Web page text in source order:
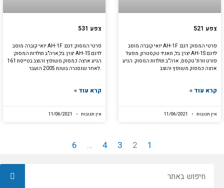
צפע 521
פרטי המסוק: דגם: AH-1F יואי קוברה מוסב
לדגם AH-1S יצרן: בל, תאגיד טקסטרון, מפעל
פורט וורת' טקסס, ארה"ב תולדות המסוק: הגיע
ארצה כמסוק משופץ והוצב
קרא עוד »
אין תגובות
צפע 531
פרטי המסוק: דגם: AH-1F יואי קוברה מוסב
לדגם AH-1S יצרן: בל,ארה"ב תולדות המסוק:
הגיע ארצה כמסוק משופץ והוצב בטייסת 161
.לאחר שנסגרה בשנת 2005 הועבר
קרא עוד »
אין תגובות
4
…